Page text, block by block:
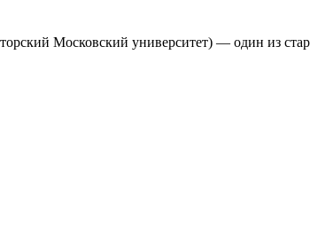
Московский университет) — один из